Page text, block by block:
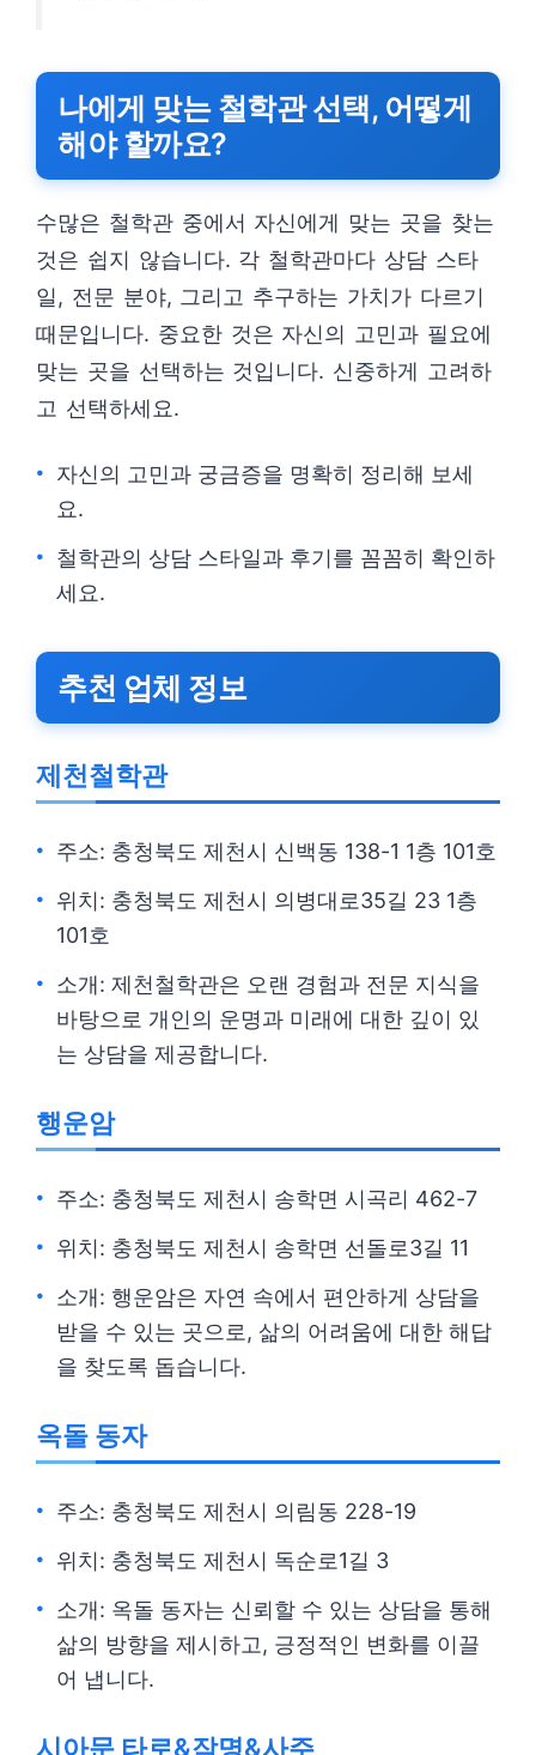
나에게 맞는 철학관 선택, 어떻게
해야 할까요?
수많은 철학관 중에서 자신에게 맞는 곳을 찾는
것은 쉽지 않습니다. 각 철학관마다 상담 스타
일, 전문 분야, 그리고 추구하는 가치가 다르기
때문입니다. 중요한 것은 자신의 고민과 필요에
맞는 곳을 선택하는 것입니다. 신중하게 고려하
고 선택하세요.
자신의 고민과 궁금증을 명확히 정리해 보세
요.
철학관의 상담 스타일과 후기를 꼼꼼히 확인하
세요.
추천 업체 정보
제천철학관
주소: 충청북도 제천시 신백동 138-1 1층 101호
위치: 충청북도 제천시 의병대로35길 23 1층
101호
소개: 제천철학관은 오랜 경험과 전문 지식을
바탕으로 개인의 운명과 미래에 대한 깊이 있
는 상담을 제공합니다.
행운암
주소: 충청북도 제천시 송학면 시곡리 462-7
위치: 충청북도 제천시 송학면 선돌로3길 11
소개: 행운암은 자연 속에서 편안하게 상담을
받을 수 있는 곳으로, 삶의 어려움에 대한 해답
을 찾도록 돕습니다.
옥돌 동자
주소: 충청북도 제천시 의림동 228-19
위치: 충청북도 제천시 독순로1길 3
소개: 옥돌 동자는 신뢰할 수 있는 상담을 통해
삶의 방향을 제시하고, 긍정적인 변화를 이끌
어 냅니다.
시아문 타로&작명&사주